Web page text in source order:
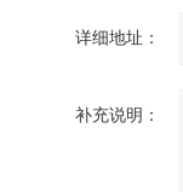
详细地址：
补充说明：